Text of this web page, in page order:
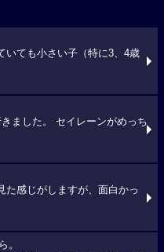
いても小さい子（特に3、4歳
ました。 セイレーンがめっち
感じがしますが、面白かっ
。